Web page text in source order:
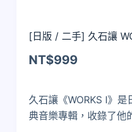
[日版 / 二手] 久石讓
NT$999
久石讓《WORKS I》
典音樂專輯，收錄了他